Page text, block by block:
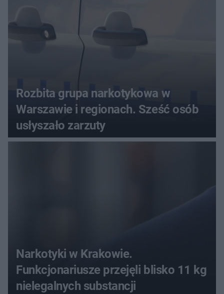
Rozbita grupa narkotykowa w
Warszawie i regionach. Sześć osób
usłyszało zarzuty
Narkotyki w Krakowie.
Funkcjonariusze przejęli blisko 11 kg
nielegalnych substancji